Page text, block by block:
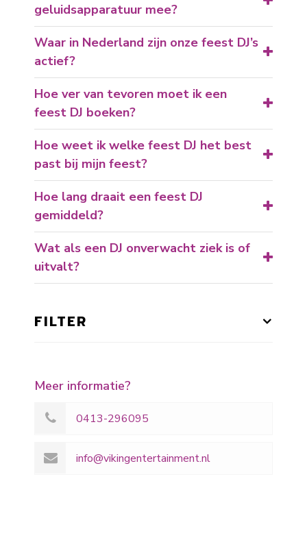
geluidsapparatuur mee?
Waar in Nederland zijn onze feest DJ’s
actief?
Hoe ver van tevoren moet ik een
feest DJ boeken?
Hoe weet ik welke feest DJ het best
past bij mijn feest?
Hoe lang draait een feest DJ
gemiddeld?
Wat als een DJ onverwacht ziek is of
uitvalt?
FILTER
Meer informatie?
0413-296095
info@vikingentertainment.nl